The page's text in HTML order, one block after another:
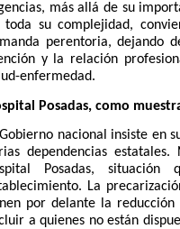
más allá de su
toda su complejidad,
perentoria, dejando
y la relación
enfermedad.
Posadas, como
nacional insiste en
dependencias
Posadas,
La
por delante la
a quienes no están